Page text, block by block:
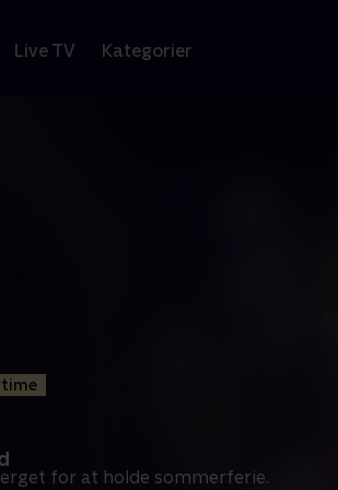
Live TV Kategorier
for at holde sommerferie.